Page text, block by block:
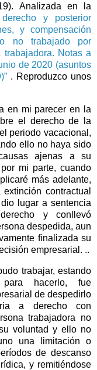
Analizada en la
y posterior
y compensación
no trabajado por
Notas a
de 2020 (asuntos
. Reproduzco unos
en mi parecer en la
el derecho de la
periodo vacacional,
ello no haya sido
ajenas a su
mi parte, cuando
más adelante,
contractual
lugar a sentencia
y conllevó
despedida, aun
finalizada su
empresarial. ..
trabajar, estando
para hacerlo, fue
de despedirlo
a derecho con
trabajadora no
voluntad y ello no
una limitación o
de descanso
y remitiéndose